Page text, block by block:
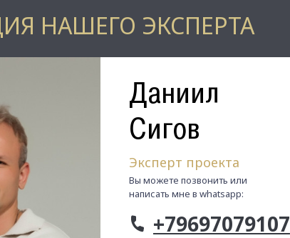
НАШЕГО ЭКСПЕРТА
Даниил
Сигов
Эксперт проекта
Вы можете позвонить или
написать мне в whatsapp:
+79697079107